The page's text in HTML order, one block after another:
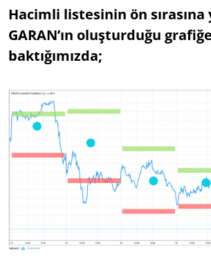
Hacimli listesinin ön sırasına
GARAN’ın oluşturduğu grafiğe
baktığımızda;